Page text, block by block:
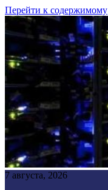
Перейти к содержимому
7 августа, 2026